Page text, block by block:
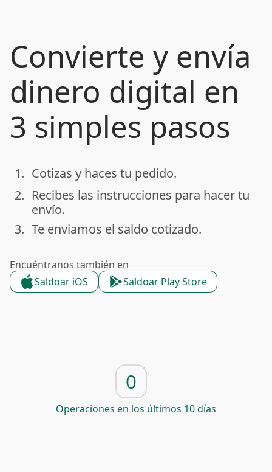
Convierte y envía
dinero digital en
3 simples pasos
done
1. Cotizas y haces tu pedido.
done
2. Recibes las instrucciones para hacer tu
envío.
done
3. Te enviamos el saldo cotizado.
Encuéntranos también en
Saldoar iOS
Saldoar Play Store
0
Operaciones en los últimos 10 días